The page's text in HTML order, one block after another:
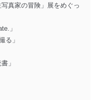
真家の冒険」展をめぐっ
」
る」
」